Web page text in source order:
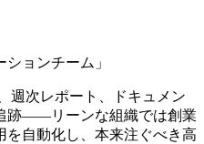
ションチーム 」
週次レポート、ドキュメン
跡——リーンな組織では創業
自動化し、本来注ぐべき高